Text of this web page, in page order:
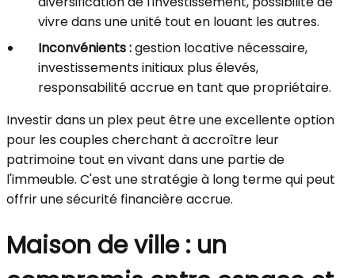
vivre dans une unité tout en louant les autres.
Inconvénients :gestion locative nécessaire,
investissements initiaux plus élevés,
responsabilité accrue en tant que propriétaire.
Investir dans un plex peut être une excellente option
pour les couples cherchant à accroître leur
patrimoine tout en vivant dans une partie de
l'immeuble. C'est une stratégie à long terme qui peut
offrir une sécurité financière accrue.
Maison de ville : un